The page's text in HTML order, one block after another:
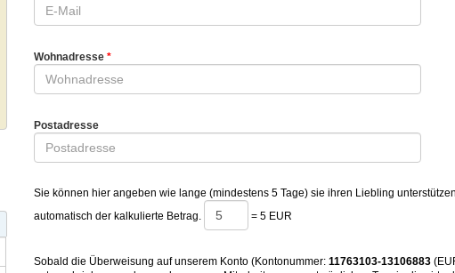
Wohnadresse
Postadresse
Sie können hier angeben wie lange (mindestens 5 Tage) sie ihren Liebling
automatisch der kalkulierte Betrag.
= 5 EUR
Sobald die Überweisung auf unserem Konto (Kontonummer: 11763103-13106883